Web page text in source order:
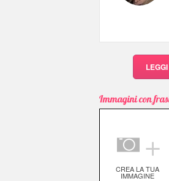
Immagini con
＋
CREA LA TUA
IMMAGINE